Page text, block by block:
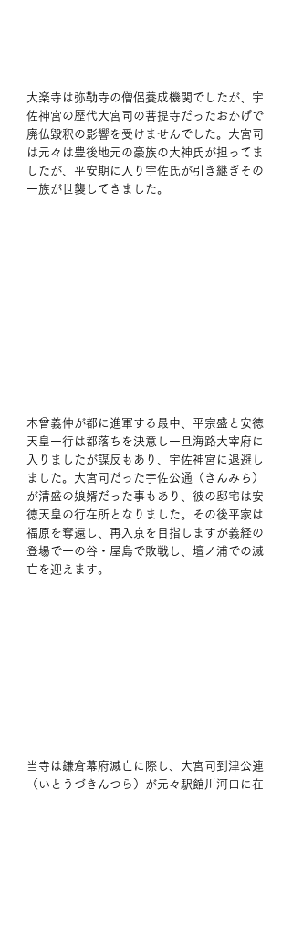
大楽寺は弥勒寺の僧侶養成機関でしたが、宇
佐神宮の歴代大宮司の菩提寺だったおかげで
廃仏毀釈の影響を受けませんでした。大宮司
は元々は豊後地元の豪族の大神氏が担ってま
したが、平安期に入り宇佐氏が引き継ぎその
一族が世襲してきました。
木曾義仲が都に進軍する最中、平宗盛と安徳
天皇一行は都落ちを決意し一旦海路大宰府に
入りましたが謀反もあり、宇佐神宮に退避し
ました。大宮司だった宇佐公通（きんみち）
が清盛の娘婿だった事もあり、彼の邸宅は安
徳天皇の行在所となりました。その後平家は
福原を奪還し、再入京を目指しますが義経の
登場で一の谷・屋島で敗戦し、壇ノ浦での滅
亡を迎えます。
当寺は鎌倉幕府滅亡に際し、大宮司到津公連
（いとうづきんつら）が元々駅館川河口に在